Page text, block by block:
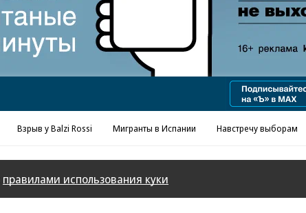
Взрыв у Balzi Rossi Мигранты в Испании Навстречу выборам
правилами использования куки